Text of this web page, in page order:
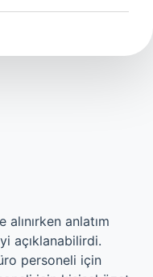
alınırken anlatım
açıklanabilirdi.
personeli için